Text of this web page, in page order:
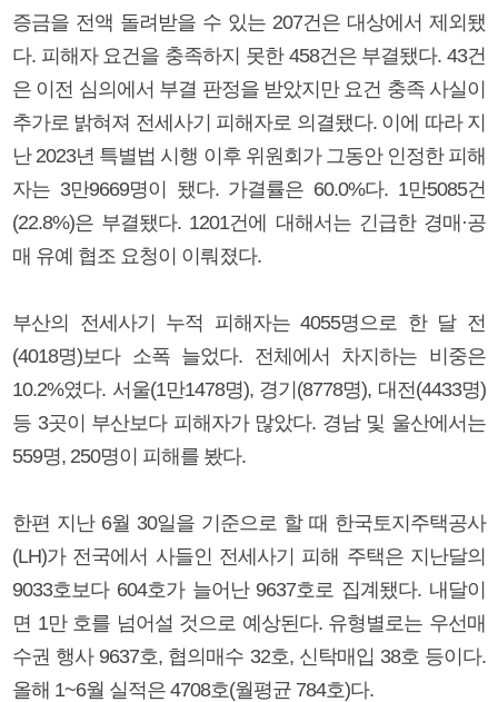
증금을 전액 돌려받을 수 있는 207건은 대상에서 제외됐
다. 피해자 요건을 충족하지 못한 458건은 부결됐다. 43건
은 이전 심의에서 부결 판정을 받았지만 요건 충족 사실이
추가로 밝혀져 전세사기 피해자로 의결됐다. 이에 따라 지
난 2023년 특별법 시행 이후 위원회가 그동안 인정한 피해
자는 3만9669명이 됐다. 가결률은 60.0%다. 1만5085건
(22.8%)은 부결됐다. 1201건에 대해서는 긴급한 경매·공
매 유예 협조 요청이 이뤄졌다.
부산의 전세사기 누적 피해자는 4055명으로 한 달 전
(4018명)보다 소폭 늘었다. 전체에서 차지하는 비중은
10.2%였다. 서울(1만1478명), 경기(8778명), 대전(4433명)
등 3곳이 부산보다 피해자가 많았다. 경남 및 울산에서는
559명, 250명이 피해를 봤다.
한편 지난 6월 30일을 기준으로 할 때 한국토지주택공사
(LH)가 전국에서 사들인 전세사기 피해 주택은 지난달의
9033호보다 604호가 늘어난 9637호로 집계됐다. 내달이
면 1만 호를 넘어설 것으로 예상된다. 유형별로는 우선매
수권 행사 9637호, 협의매수 32호, 신탁매입 38호 등이다.
올해 1~6월 실적은 4708호(월평균 784호)다.